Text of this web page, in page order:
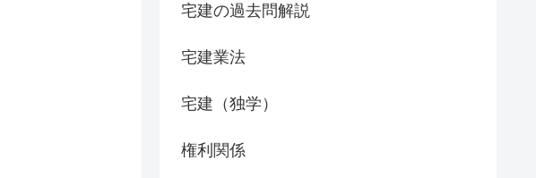
宅建の過去問解説
宅建業法
宅建（独学）
権利関係